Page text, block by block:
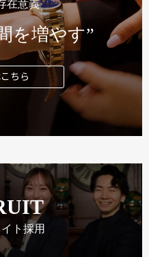
在意義
を増やす”
ちら
ト採用